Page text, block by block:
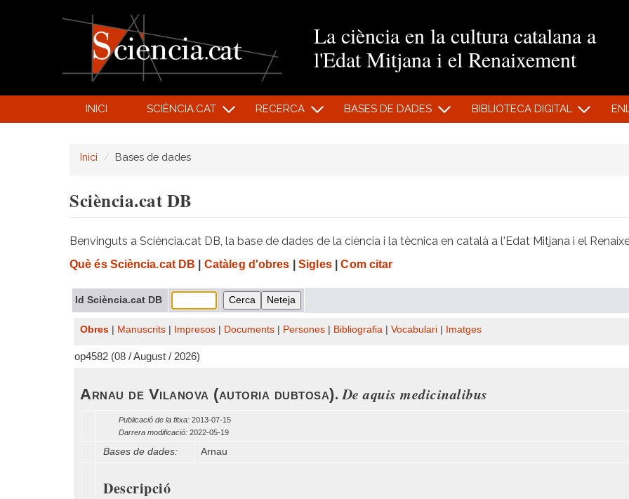
La ciència en la cultura catalana a
l'Edat Mitjana i el Renaixement
INICI SCIÈNCIA.CAT RECERCA BASES DE DADES BIBLIOTECA DIGITAL
Inici Bases de dades
Sciència.cat DB
Benvinguts a Sciència.cat DB, la base de dades de la ciència i la tècnica en català a l'Edat Mitjana i el
Què és Sciència.cat DB Catàleg d'obres Sigles| Com citar
Id Sciència.cat DB
Obres Manuscrits Impresos Documents Persones Bibliografia Vocabulari Imatges
op4582 (08 / August / 2026)
Arnau de Vilanova (autoria dubtosa).De aquis medicinalibus
Publicació de la fitxa: 2013-07-15
Darrera modificació: 2022-05-19
Bases de dades: Arnau
Descripció